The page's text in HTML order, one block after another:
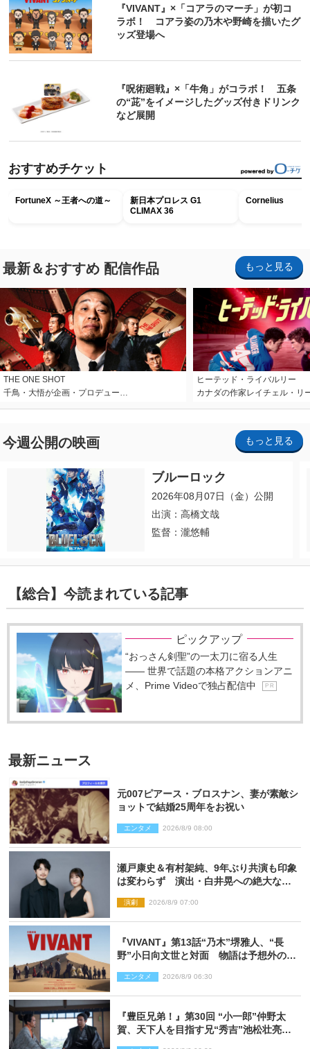
『VIVANT』×「コアラのマーチ」が初コ
ラボ！ コアラ姿の乃木や野崎を描いたグ
ッズ登場へ
『呪術廻戦』×「牛角」がコラボ！ 五条
の“茈”をイメージしたグッズ付きドリンク
など展開
おすすめチケット
FortuneX ～王者への道～
新日本プロレス G1
CLIMAX 36
Cornelius
最新＆おすすめ 配信作品 もっと見る
THE ONE SHOT
千鳥・大悟が企画・プロデュー…
ヒーテッド・ライバルリー
カナダの作家レイチェル・リ
今週公開の映画 もっと見る
ブルーロック
2026年08月07日（金）公開
出演：高橋文哉
監督：瀧悠輔
【総合】今読まれている記事
ピックアップ
“おっさん剣聖”の一太刀に宿る人生
―― 世界で話題の本格アクションアニ
メ、Prime Videoで独占配信中
P R
最新ニュース
元007ピアース・ブロスナン、妻が素敵シ
ョットで結婚25周年をお祝い
エンタメ 2026/8/9 08:00
瀬戸康史＆有村架純、9年ぶり共演も印象
は変わらず 演出・白井晃への絶大なる
演劇 2026/8/9 07:00
『VIVANT』第13話“乃木”堺雅人、“長
野”小日向文世と対面 物語は予想外の展
エンタメ 2026/8/9 06:30
『豊臣兄弟！』第30回 “小一郎”仲野太
賀、天下人を目指す兄“秀吉”池松壮亮